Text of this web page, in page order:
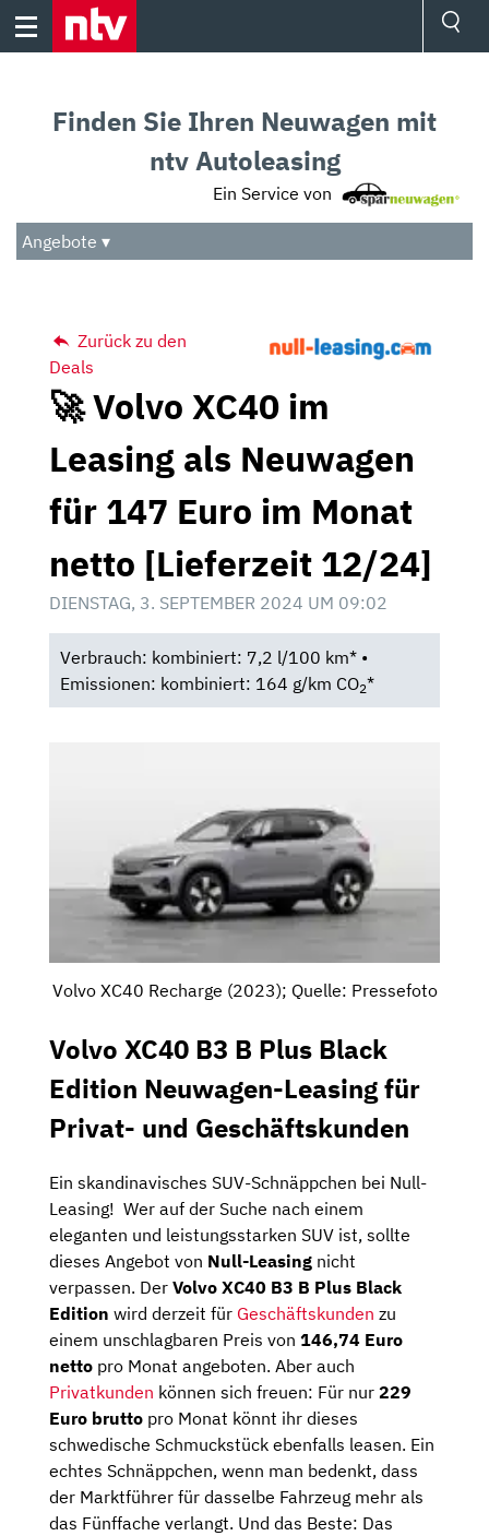
Skip
Audio
Das Beste
Finden Sie Ihren Neuwagen mit
ntv Autoleasing
Ein Service von
Angebote ▾
Zurück zu den
Deals
🚀 Volvo XC40 im
Leasing als Neuwagen
für 147 Euro im Monat
netto [Lieferzeit 12/24]
DIENSTAG, 3. SEPTEMBER 2024 UM 09:02
Verbrauch: kombiniert: 7,2 l/100 km* •
Emissionen: kombiniert: 164 g/km CO2*
Volvo XC40 Recharge (2023); Quelle: Pressefoto
Volvo XC40 B3 B Plus Black
Edition Neuwagen-Leasing für
Privat- und Geschäftskunden
Ein skandinavisches SUV-Schnäppchen bei Null-
Leasing! Wer auf der Suche nach einem
eleganten und leistungsstarken SUV ist, sollte
dieses Angebot von Null-Leasing nicht
verpassen. Der Volvo XC40 B3 B Plus Black
Edition wird derzeit für Geschäftskunden zu
einem unschlagbaren Preis von 146,74 Euro
netto pro Monat angeboten. Aber auch
Privatkunden können sich freuen: Für nur 229
Euro brutto pro Monat könnt ihr dieses
schwedische Schmuckstück ebenfalls leasen. Ein
echtes Schnäppchen, wenn man bedenkt, dass
der Marktführer für dasselbe Fahrzeug mehr als
das Fünffache verlangt. Und das Beste: Das